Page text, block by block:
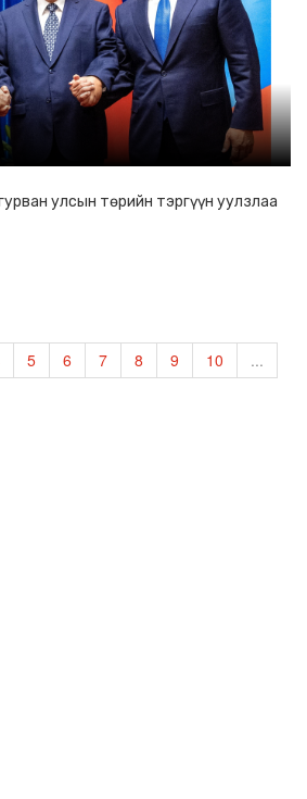
улсын төрийн тэргүүн уулзлаа
5 6 7 8 9 10
...